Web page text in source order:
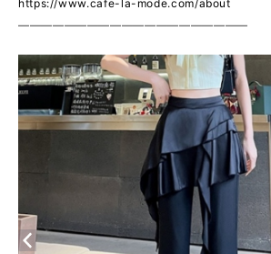
https://www.cafe-la-mode.com/about
————————————————————